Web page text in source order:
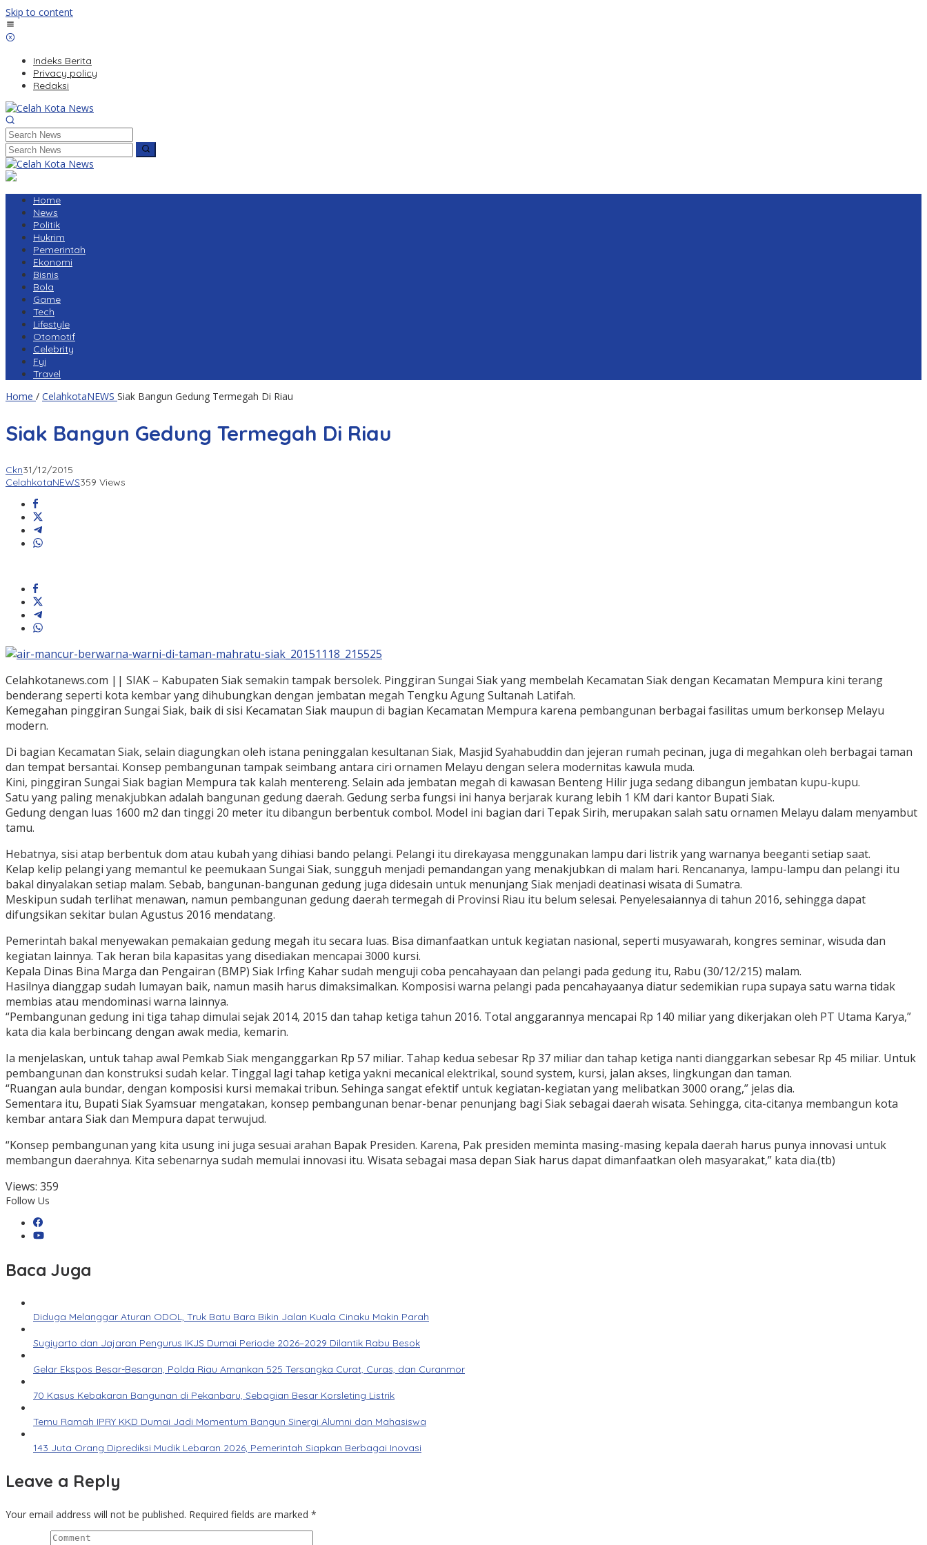
Skip to content
Indeks Berita
Privacy policy
Redaksi
Home
News
Politik
Hukrim
Pemerintah
Ekonomi
Bisnis
Bola
Game
Tech
Lifestyle
Otomotif
Celebrity
Fyi
Travel
Home / CelahkotaNEWS Siak Bangun Gedung Termegah Di Riau
Siak Bangun Gedung Termegah Di Riau
Ckn31/12/2015
CelahkotaNEWS359 Views
Celahkotanews.com || SIAK – Kabupaten Siak semakin tampak bersolek. Pinggiran Sungai Siak yang membelah Kecamatan Siak dengan Kecamatan Mempura kini terang
benderang seperti kota kembar yang dihubungkan dengan jembatan megah Tengku Agung Sultanah Latifah.
Kemegahan pinggiran Sungai Siak, baik di sisi Kecamatan Siak maupun di bagian Kecamatan Mempura karena pembangunan berbagai fasilitas umum berkonsep Melayu
modern.
Di bagian Kecamatan Siak, selain diagungkan oleh istana peninggalan kesultanan Siak, Masjid Syahabuddin dan jejeran rumah pecinan, juga di megahkan oleh berbagai taman
dan tempat bersantai. Konsep pembangunan tampak seimbang antara ciri ornamen Melayu dengan selera modernitas kawula muda.
Kini, pinggiran Sungai Siak bagian Mempura tak kalah mentereng. Selain ada jembatan megah di kawasan Benteng Hilir juga sedang dibangun jembatan kupu-kupu.
Satu yang paling menakjubkan adalah bangunan gedung daerah. Gedung serba fungsi ini hanya berjarak kurang lebih 1 KM dari kantor Bupati Siak.
Gedung dengan luas 1600 m2 dan tinggi 20 meter itu dibangun berbentuk combol. Model ini bagian dari Tepak Sirih, merupakan salah satu ornamen Melayu dalam menyambut
tamu.
Hebatnya, sisi atap berbentuk dom atau kubah yang dihiasi bando pelangi. Pelangi itu direkayasa menggunakan lampu dari listrik yang warnanya beeganti setiap saat.
Kelap kelip pelangi yang memantul ke peemukaan Sungai Siak, sungguh menjadi pemandangan yang menakjubkan di malam hari. Rencananya, lampu-lampu dan pelangi itu
bakal dinyalakan setiap malam. Sebab, bangunan-bangunan gedung juga didesain untuk menunjang Siak menjadi deatinasi wisata di Sumatra.
Meskipun sudah terlihat menawan, namun pembangunan gedung daerah termegah di Provinsi Riau itu belum selesai. Penyelesaiannya di tahun 2016, sehingga dapat
difungsikan sekitar bulan Agustus 2016 mendatang.
Pemerintah bakal menyewakan pemakaian gedung megah itu secara luas. Bisa dimanfaatkan untuk kegiatan nasional, seperti musyawarah, kongres seminar, wisuda dan
kegiatan lainnya. Tak heran bila kapasitas yang disediakan mencapai 3000 kursi.
Kepala Dinas Bina Marga dan Pengairan (BMP) Siak Irfing Kahar sudah menguji coba pencahayaan dan pelangi pada gedung itu, Rabu (30/12/215) malam.
Hasilnya dianggap sudah lumayan baik, namun masih harus dimaksimalkan. Komposisi warna pelangi pada pencahayaanya diatur sedemikian rupa supaya satu warna tidak
membias atau mendominasi warna lainnya.
“Pembangunan gedung ini tiga tahap dimulai sejak 2014, 2015 dan tahap ketiga tahun 2016. Total anggarannya mencapai Rp 140 miliar yang dikerjakan oleh PT Utama Karya,”
kata dia kala berbincang dengan awak media, kemarin.
Ia menjelaskan, untuk tahap awal Pemkab Siak menganggarkan Rp 57 miliar. Tahap kedua sebesar Rp 37 miliar dan tahap ketiga nanti dianggarkan sebesar Rp 45 miliar. Untuk
pembangunan dan konstruksi sudah kelar. Tinggal lagi tahap ketiga yakni mecanical elektrikal, sound system, kursi, jalan akses, lingkungan dan taman.
“Ruangan aula bundar, dengan komposisi kursi memakai tribun. Sehinga sangat efektif untuk kegiatan-kegiatan yang melibatkan 3000 orang,” jelas dia.
Sementara itu, Bupati Siak Syamsuar mengatakan, konsep pembangunan benar-benar penunjang bagi Siak sebagai daerah wisata. Sehingga, cita-citanya membangun kota
kembar antara Siak dan Mempura dapat terwujud.
“Konsep pembangunan yang kita usung ini juga sesuai arahan Bapak Presiden. Karena, Pak presiden meminta masing-masing kepala daerah harus punya innovasi untuk
membangun daerahnya. Kita sebenarnya sudah memulai innovasi itu. Wisata sebagai masa depan Siak harus dapat dimanfaatkan oleh masyarakat,” kata dia.(tb)
Views: 359
Follow Us
Baca Juga
Diduga Melanggar Aturan ODOL, Truk Batu Bara Bikin Jalan Kuala Cinaku Makin Parah
Sugiyarto dan Jajaran Pengurus IKJS Dumai Periode 2026–2029 Dilantik Rabu Besok
Gelar Ekspos Besar-Besaran, Polda Riau Amankan 525 Tersangka Curat, Curas, dan Curanmor
70 Kasus Kebakaran Bangunan di Pekanbaru, Sebagian Besar Korsleting Listrik
Temu Ramah IPRY KKD Dumai Jadi Momentum Bangun Sinergi Alumni dan Mahasiswa
143 Juta Orang Diprediksi Mudik Lebaran 2026, Pemerintah Siapkan Berbagai Inovasi
Leave a Reply
Your email address will not be published. Required fields are marked *